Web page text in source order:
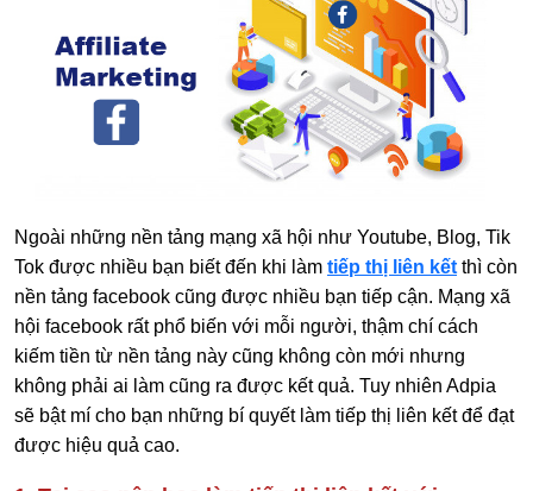
Ngoài những nền tảng mạng xã hội như Youtube, Blog, Tik
Tok được nhiều bạn biết đến khi làm tiếp thị liên kết thì còn
nền tảng facebook cũng được nhiều bạn tiếp cận. Mạng xã
hội facebook rất phổ biến với mỗi người, thậm chí cách
kiếm tiền từ nền tảng này cũng không còn mới nhưng
không phải ai làm cũng ra được kết quả. Tuy nhiên Adpia
sẽ bật mí cho bạn những bí quyết làm tiếp thị liên kết để đạt
được hiệu quả cao.